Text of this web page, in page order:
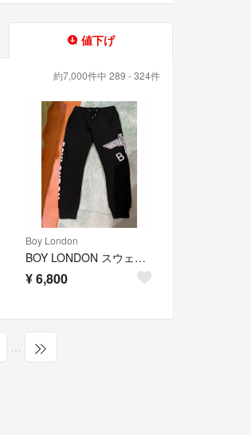
値下げ
約7,000件中 289 - 324件
Boy London
BOY LONDON スウェットパンツ 黒 ＸＬ
¥6,800
…